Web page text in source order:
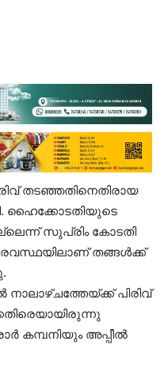
തടഞ്ഞതിനെതിരായ
ഹൈക്കോടതിയുടെ
സുപ്രിം കോടതി
തങ്ങള്‍ക്ക്
പിരിവ്
കമ്പനിയും അപ്പീല്‍